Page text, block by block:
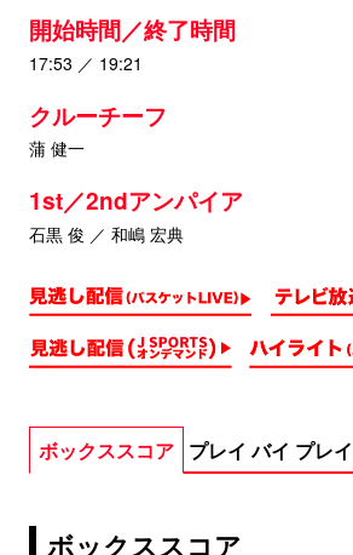
開始時間／終了時間
17:53 ／ 19:21
クルーチーフ
蒲 健一
1st／2ndアンパイア
石黒 俊 ／ 和嶋 宏典
ボックススコア プレイ バイ プレイ
ボックススコア